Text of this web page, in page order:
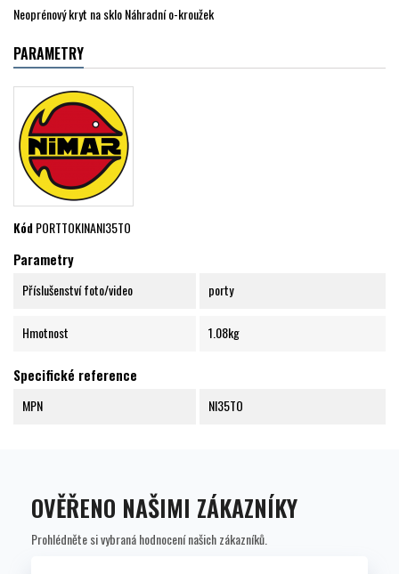
Neoprénový kryt na sklo Náhradní o-kroužek
PARAMETRY
KódPORTTOKINANI35TO
Parametry
Příslušenství foto/video porty
Hmotnost 1.08kg
Specifické reference
MPN NI35TO
OVĚŘENO NAŠIMI ZÁKAZNÍKY
Prohlédněte si vybraná hodnocení našich zákazníků.